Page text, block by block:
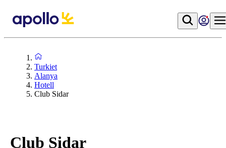
Turkiet
Alanya
Hotell
Club Sidar
Club Sidar